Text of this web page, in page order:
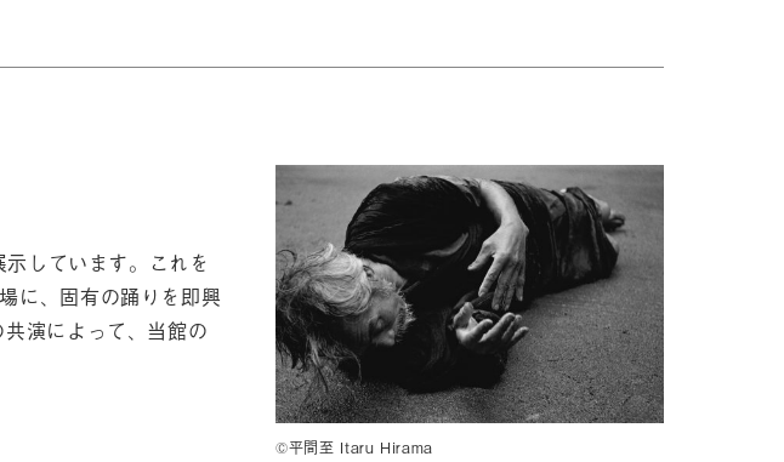
しています。これを
に、固有の踊りを即興
演によって、当館の
©平間至 Itaru Hirama